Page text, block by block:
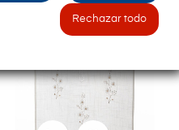
Rechazar todo